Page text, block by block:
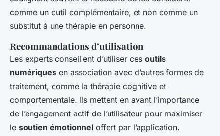
comme un outil complémentaire, et non comme un
substitut à une thérapie en personne.
Recommandations d’utilisation
Les experts conseillent d’utiliser ces outils
numériques en association avec d’autres formes de
traitement, comme la thérapie cognitive et
comportementale. Ils mettent en avant l’importance
de l’engagement actif de l’utilisateur pour maximiser
le soutien émotionnel offert par l’application.